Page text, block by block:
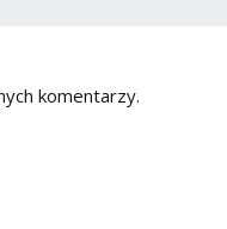
komentarzy.